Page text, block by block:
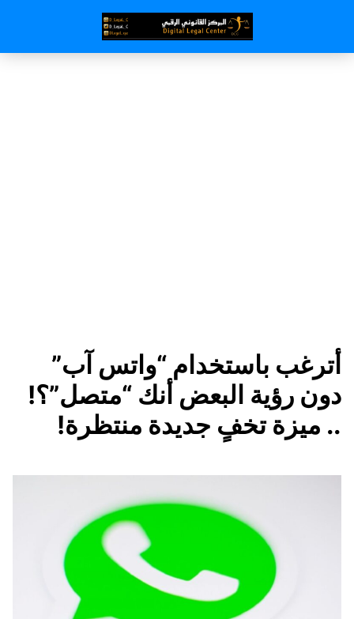
أترغب باستخدام “واتس آب”
دون رؤية البعض أنك “متصل”؟!
.. ميزة تخفٍ جديدة منتظرة!